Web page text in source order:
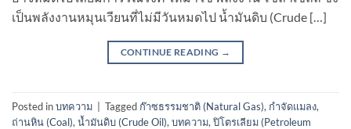
เป็นพลังงานหมุนเวียนที่ไม่มีวันหมดไป น้ำมันดิบ (Crude […]
CONTINUE READING →
Posted inบทความ | Tagged ก๊าซธรรมชาติ (Natural Gas), กำจัดแมลง,
ถ่านหิน (Coal), น้ำมันดิบ (Crude Oil), บทความ, ปิโตรเลียม (Petroleum